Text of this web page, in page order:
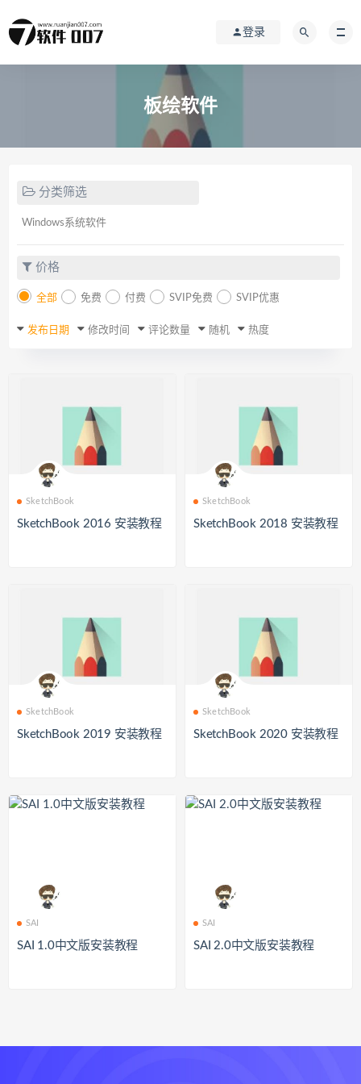
登录
板绘软件
分类筛选
Windows系统软件
价格
全部 免费 付费 SVIP免费 SVIP优惠
发布日期 修改时间 评论数量 随机 热度
SketchBook
SketchBook 2016 安装教程
SketchBook
SketchBook 2018 安装教程
SketchBook
SketchBook 2019 安装教程
SketchBook
SketchBook 2020 安装教程
SAI
SAI 1.0中文版安装教程
SAI
SAI 2.0中文版安装教程